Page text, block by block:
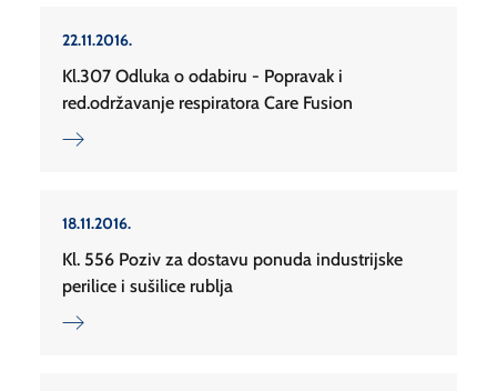
22.11.2016.
Kl.307 Odluka o odabiru - Popravak i
red.održavanje respiratora Care Fusion
18.11.2016.
Kl. 556 Poziv za dostavu ponuda industrijske
perilice i sušilice rublja